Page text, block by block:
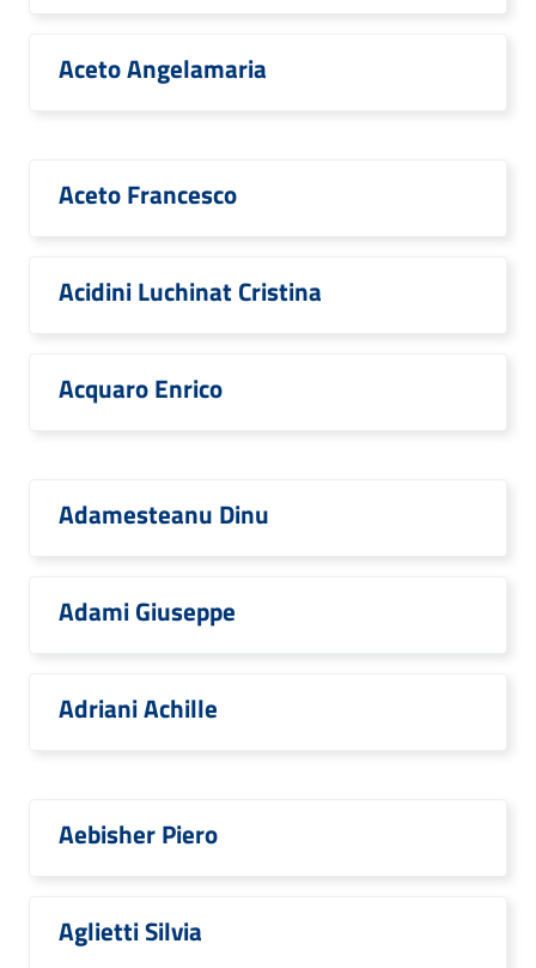
Aceto Angelamaria
Aceto Francesco
Acidini Luchinat Cristina
Acquaro Enrico
Adamesteanu Dinu
Adami Giuseppe
Adriani Achille
Aebisher Piero
Aglietti Silvia